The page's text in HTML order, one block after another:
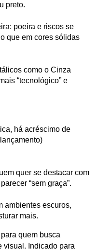
preto.
poeira e riscos se
que em cores sólidas
como o Cinza
“tecnológico” e
há acréscimo de
quer se destacar com
“sem graça”.
ambientes escuros,
mais.
quem busca
visual. Indicado para